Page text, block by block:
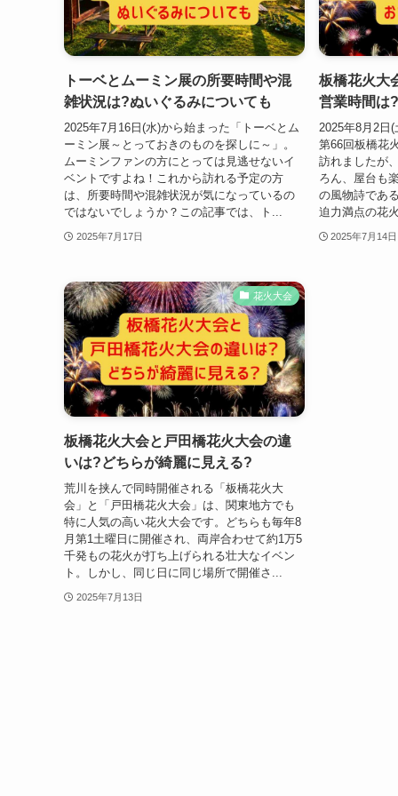
トーベとムーミン展の所要時間や混
雑状況は?ぬいぐるみについても
2025年7月16日(水)から始まった「トーベとム
ーミン展～とっておきのものを探しに～」。
ムーミンファンの方にとっては見逃せないイ
ベントですよね！これから訪れる予定の方
は、所要時間や混雑状況が気になっているの
ではないでしょうか？この記事では、ト...
2025年7月17日
板橋花火大
営業時間は
2025年8月2日
第66回板橋花
訪れましたが
ろん、屋台も
の風物詩であ
迫力満点の花
2025年7月14日
花火大会
板橋花火大会と戸田橋花火大会の違
いは?どちらが綺麗に見える?
荒川を挟んで同時開催される「板橋花火大
会」と「戸田橋花火大会」は、関東地方でも
特に人気の高い花火大会です。どちらも毎年8
月第1土曜日に開催され、両岸合わせて約1万5
千発もの花火が打ち上げられる壮大なイベン
ト。しかし、同じ日に同じ場所で開催さ...
2025年7月13日